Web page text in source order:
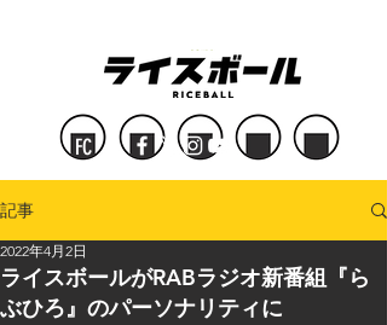
FC
記事
ライスボールがRABラジオ新番組『ら
ぶひろ』のパーソナリティに
2022年4月2日